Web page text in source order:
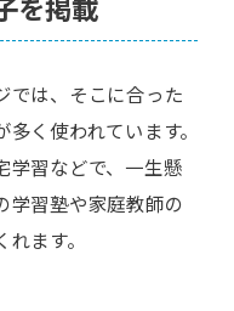
では、そこに合った
く使われています。
学習などで、一生懸
学習塾や家庭教師の
ます。